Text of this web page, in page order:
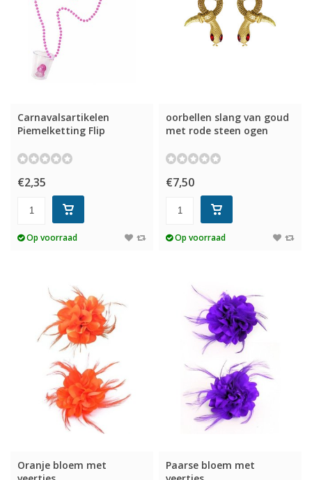
Carnavalsartikelen
Piemelketting Flip
€2,35
Op voorraad
oorbellen slang van goud
met rode steen ogen
€7,50
Op voorraad
Oranje bloem met
Paarse bloem met